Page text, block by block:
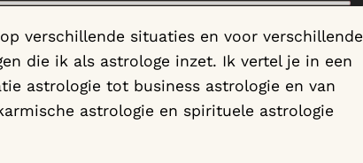
verschillende situaties en voor verschillende
die ik als astrologe inzet. Ik vertel je in een
astrologie tot business astrologie en van
astrologie en spirituele astrologie